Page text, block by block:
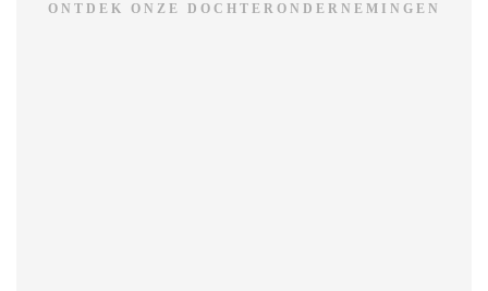
ONTDEK ONZE DOCHTERONDERNEMINGEN